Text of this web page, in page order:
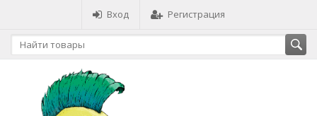
Вход Регистрация